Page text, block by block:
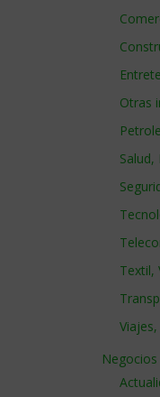
Otras
Salud,
Textil,
Negocios